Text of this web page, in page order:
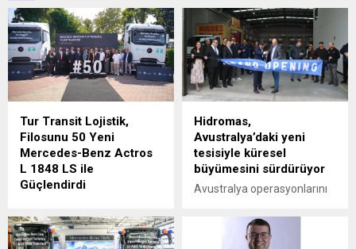
Tur Transit Lojistik,
Filosunu 50 Yeni
Mercedes-Benz Actros
L 1848 LS ile
Güçlendirdi
yılından bu yana uluslararası
lojistik alanında faaliyet
Hidromas,
Avustralya’daki yeni
tesisiyle küresel
büyümesini sürdürüyor
Avustralya operasyonlarını
Epping'deki yeni tesisinin
açılışıyla güçlendiren